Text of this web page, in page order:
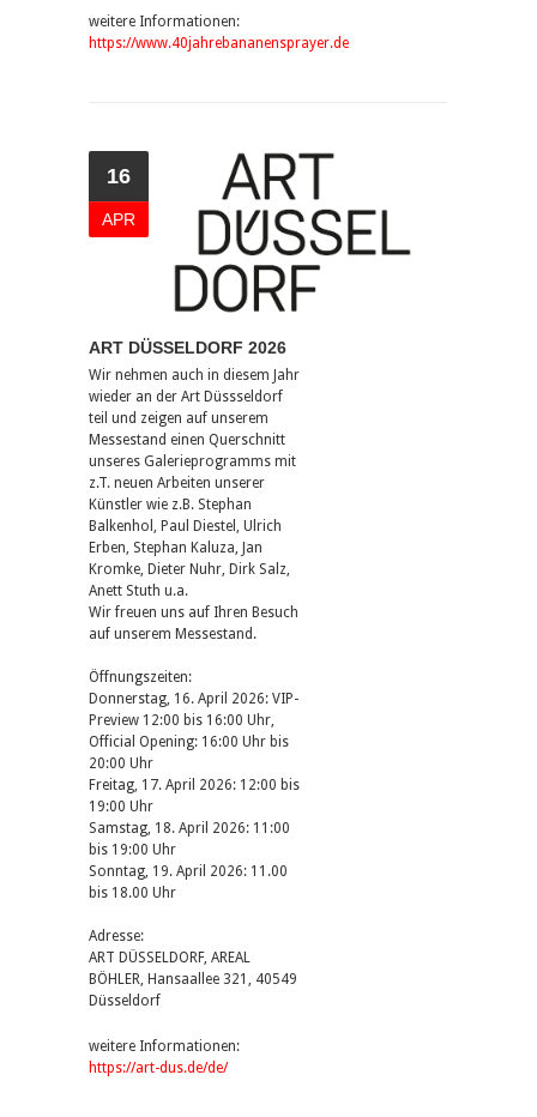
weitere Informationen:
https://www.40jahrebananensprayer.de
16
APR
ART DÜSSELDORF 2026
Wir nehmen auch in diesem Jahr
wieder an der Art Düssseldorf
teil und zeigen auf unserem
Messestand einen Querschnitt
unseres Galerieprogramms mit
z.T. neuen Arbeiten unserer
Künstler wie z.B. Stephan
Balkenhol, Paul Diestel, Ulrich
Erben, Stephan Kaluza, Jan
Kromke, Dieter Nuhr, Dirk Salz,
Anett Stuth u.a.
Wir freuen uns auf Ihren Besuch
auf unserem Messestand.
Öffnungszeiten:
Donnerstag, 16. April 2026: VIP-
Preview 12:00 bis 16:00 Uhr,
Official Opening: 16:00 Uhr bis
20:00 Uhr
Freitag, 17. April 2026: 12:00 bis
19:00 Uhr
Samstag, 18. April 2026: 11:00
bis 19:00 Uhr
Sonntag, 19. April 2026: 11.00
bis 18.00 Uhr
Adresse:
ART DÜSSELDORF, AREAL
BÖHLER, Hansaallee 321, 40549
Düsseldorf
weitere Informationen:
https://art-dus.de/de/